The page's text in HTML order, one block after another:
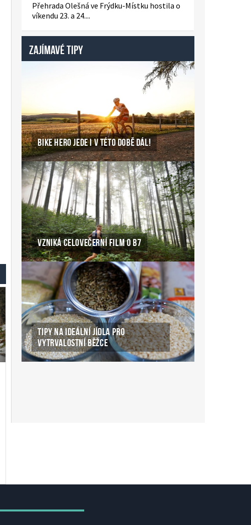
Přehrada Olešná ve Frýdku-Místku hostila o
víkendu 23. a 24....
ZAJÍMAVÉ TIPY
BIKE HERO JEDE I V TÉTO DOBĚ DÁL!
VZNIKÁ CELOVEČERNÍ FILM O B7
TIPY NA IDEÁLNÍ JÍDLA PRO
VYTRVALOSTNÍ BĚŽCE